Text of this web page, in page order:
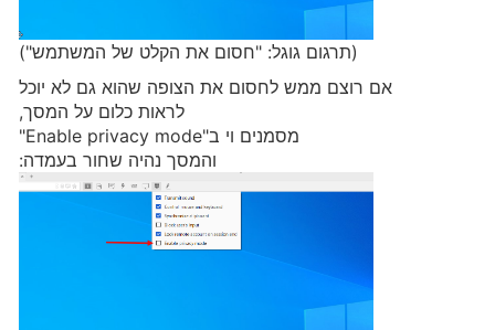
(תרגום גוגל: "חסום את הקלט של המשתמש")
אם רוצם ממש לחסום את הצופה שהוא גם לא יוכל
לראות כלום על המסך,
מסמנים וי ב"Enable privacy mode"
והמסך נהיה שחור בעמדה: